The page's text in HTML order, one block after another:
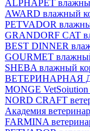
ALPHAPET
AWARD влажный
PETVADOR
GRANDORF CAT
BEST DINNER
GOURMET
SHEBA влажный
ВЕТЕРИНАРНАЯ
MONGE VetSoiution
NORD CRAFT
Академия
FARMINA